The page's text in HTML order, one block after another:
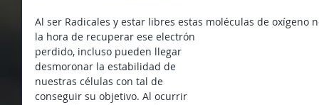
Al ser Radicales y estar libres estas moléculas de oxígeno
la hora de recuperar ese electrón
perdido, incluso pueden llegar
desmoronar la estabilidad de
nuestras células con tal de
conseguir su objetivo. Al ocurrir